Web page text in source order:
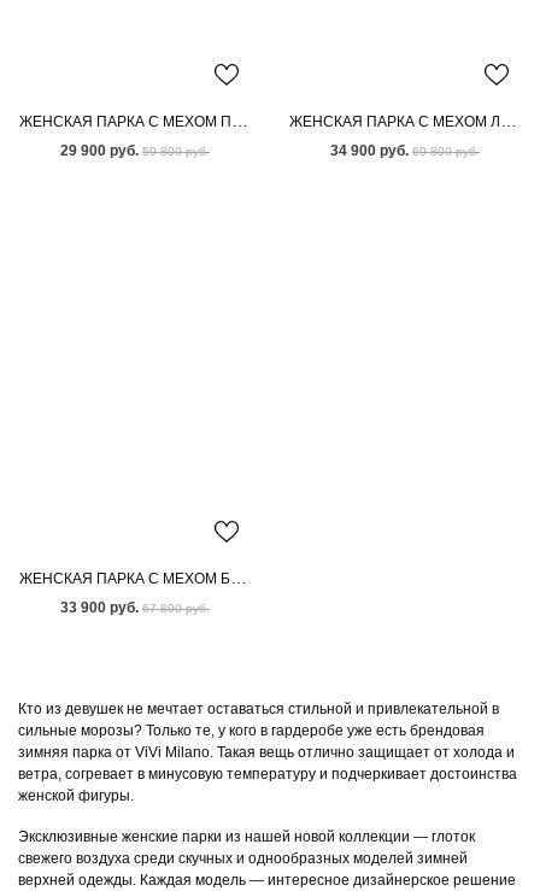
29 900 руб. 59 800 руб. 34 900 руб. 69 800 руб.
33 900 руб. 67 800 руб.
Кто из девушек не мечтает оставаться стильной и привлекательной в
сильные морозы? Только те, у кого в гардеробе уже есть брендовая
зимняя парка от ViVi Milano. Такая вещь отлично защищает от холода и
ветра, согревает в минусовую температуру и подчеркивает достоинства
женской фигуры.
Эксклюзивные женские парки из нашей новой коллекции — глоток
свежего воздуха среди скучных и однообразных моделей зимней
верхней одежды. Каждая модель — интересное дизайнерское решение